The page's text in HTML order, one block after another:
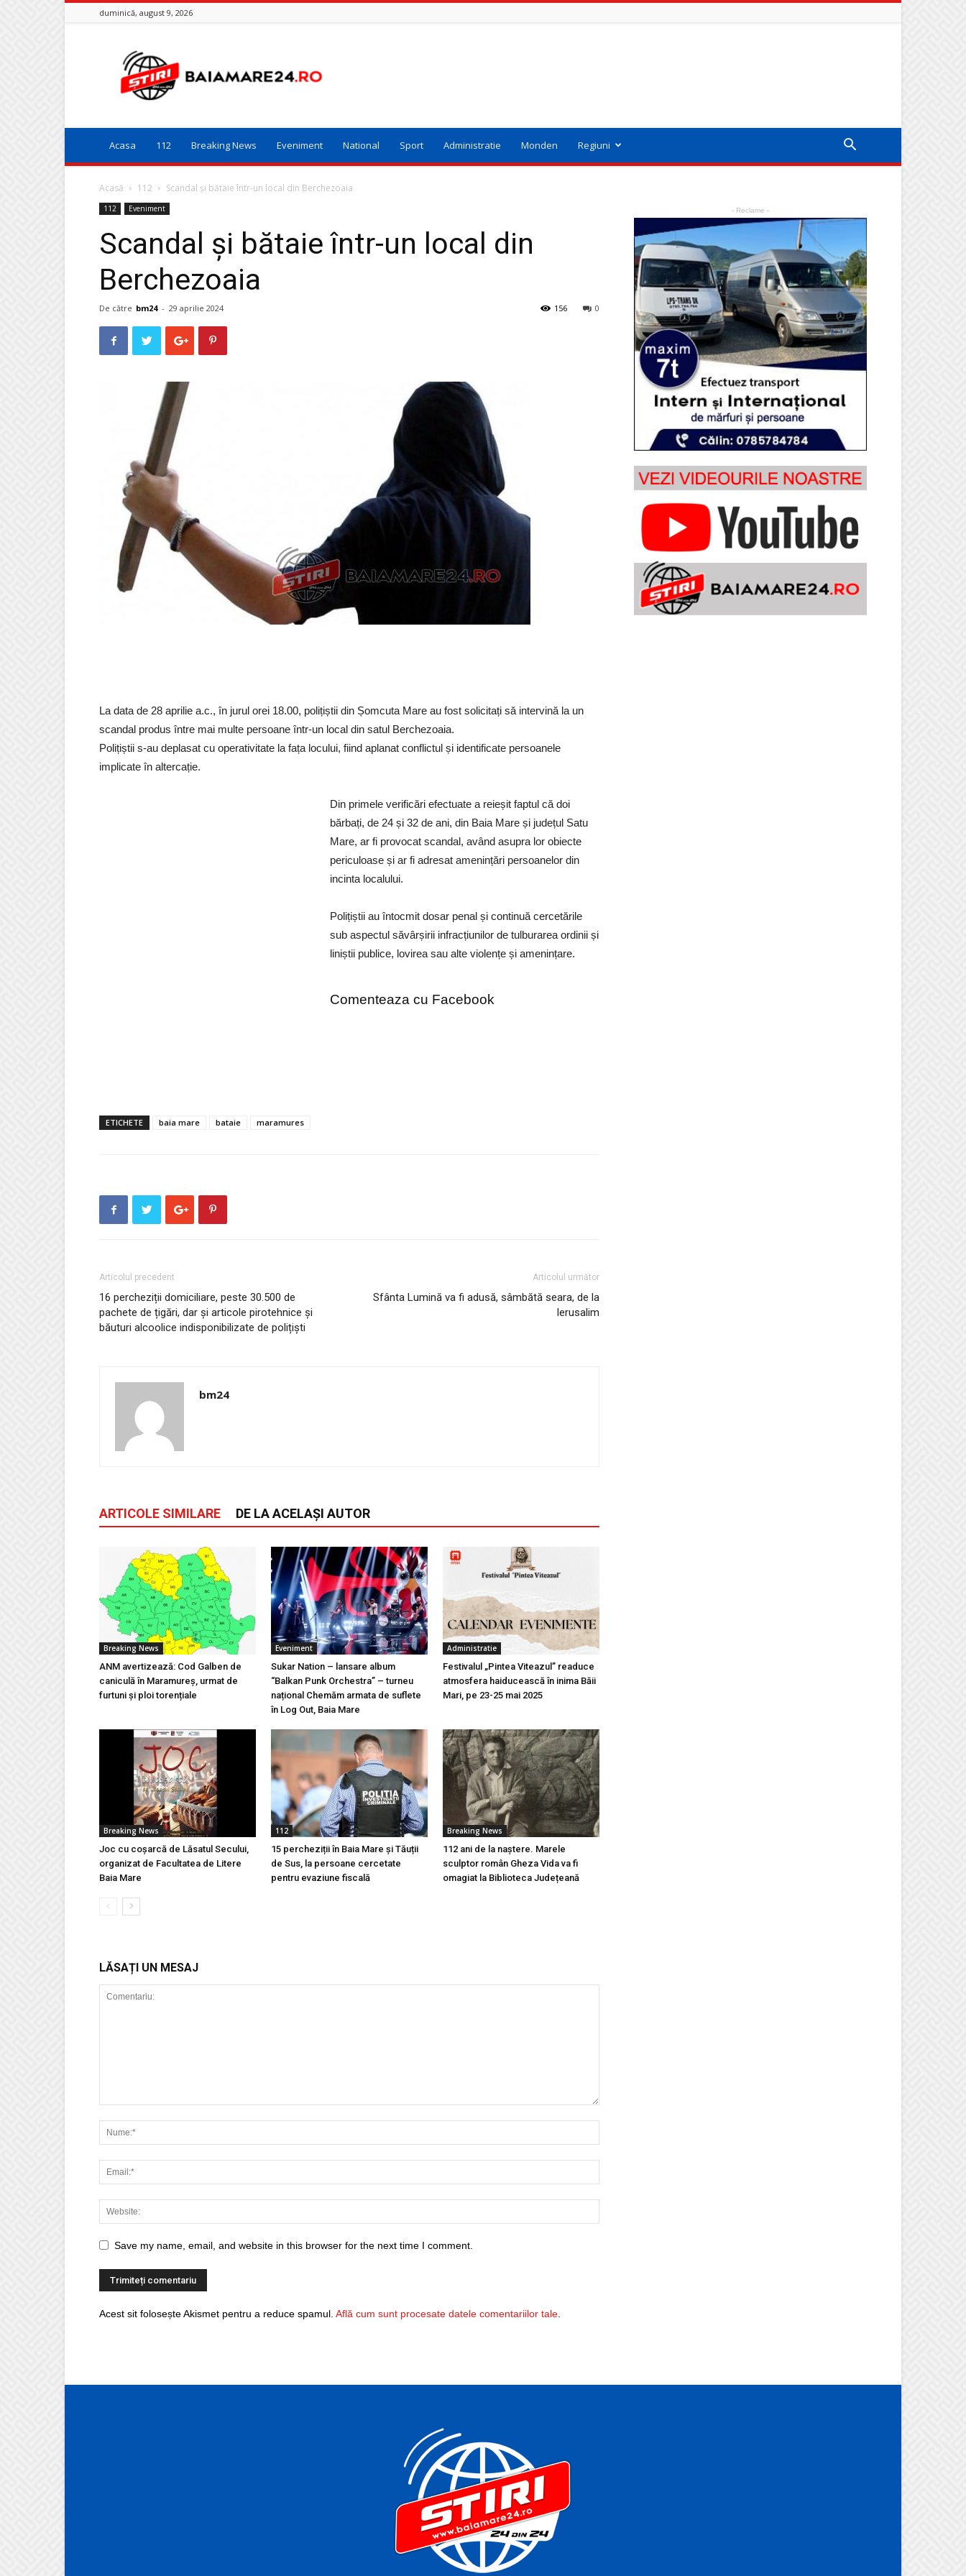
duminică, august 9, 2026
Baia
Mare
24
Acasa 112 Breaking News Eveniment National Sport Administratie Monden Regiuni
Acasă 112 Scandal şi bătaie într-un local din Berchezoaia
112 Eveniment
Scandal şi bătaie într-un local din
Berchezoaia
De către bm24 - 29 aprilie 2024 0
156
La data de 28 aprilie a.c., în jurul orei 18.00, polițiștii din Șomcuta Mare au fost solicitați să intervină la un
scandal produs între mai multe persoane într-un local din satul Berchezoaia.
Polițiștii s-au deplasat cu operativitate la fața locului, fiind aplanat conflictul și identificate persoanele
implicate în altercație.
Din primele verificări efectuate a reieșit faptul că doi
bărbați, de 24 și 32 de ani, din Baia Mare și județul Satu
Mare, ar fi provocat scandal, având asupra lor obiecte
periculoase și ar fi adresat amenințări persoanelor din
incinta localului.
Polițiștii au întocmit dosar penal și continuă cercetările
sub aspectul săvârșirii infracțiunilor de tulburarea ordinii și
liniștii publice, lovirea sau alte violențe și amenințare.
Comenteaza cu Facebook
ETICHETE baia mare bataie maramures
Articolul precedent
16 percheziții domiciliare, peste 30.500 de
pachete de țigări, dar şi articole pirotehnice şi
băuturi alcoolice indisponibilizate de polițiști
Articolul următor
Sfânta Lumină va fi adusă, sâmbătă seara, de la
Ierusalim
bm24
ARTICOLE SIMILARE DE LA ACELAȘI AUTOR
Breaking News
ANM avertizează: Cod Galben de
caniculă în Maramureș, urmat de
furtuni și ploi torențiale
Eveniment
Sukar Nation – lansare album
“Balkan Punk Orchestra” – turneu
național Chemăm armata de suflete
în Log Out, Baia Mare
Administratie
Festivalul „Pintea Viteazul” readuce
atmosfera haiducească în inima Băii
Mari, pe 23-25 mai 2025
Breaking News
Joc cu coșarcă de Lăsatul Secului,
organizat de Facultatea de Litere
Baia Mare
112
15 percheziții în Baia Mare și Tăuții
de Sus, la persoane cercetate
pentru evaziune fiscală
Breaking News
112 ani de la naștere. Marele
sculptor român Gheza Vida va fi
omagiat la Biblioteca Județeană
LĂSAȚI UN MESAJ
Save my name, email, and website in this browser for the next time I comment.
Acest sit folosește Akismet pentru a reduce spamul. Află cum sunt procesate datele comentariilor tale
- Reclame -